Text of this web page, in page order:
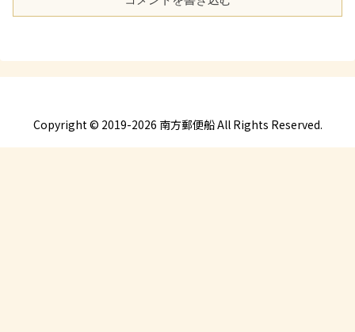
Copyright © 2019-2026 南方郵便船 All Rights Reserved.